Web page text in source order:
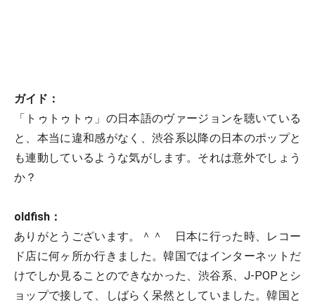
ガイド：
「トゥトゥトゥ」の日本語のヴァージョンを聴いている
と、本当に違和感がなく、渋谷系以降の日本のポップと
も連動しているような気がします。それは意外でしょう
か？
oldfish：
ありがとうございます。＾＾ 日本に行った時、レコー
ド店に何ヶ所か行きました。韓国ではインターネットだ
けでしか見ることのできなかった、渋谷系、J-POPとシ
ョップで接して、しばらく呆然としていました。韓国と